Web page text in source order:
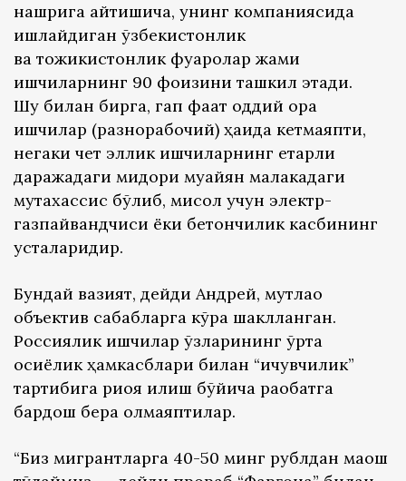
нашрига айтишича, унинг компаниясида
ишлайдиган ўзбекистонлик
ва тожикистонлик фуқаролар жами
ишчиларнинг 90 фоизини ташкил этади.
Шу билан бирга, гап фақат оддий қора
ишчилар (разнорабочий) ҳақида кетмаяпти,
негаки чет эллик ишчиларнинг етарли
даражадаги миқдори муайян малакадаги
мутахассис бўлиб, мисол учун электр-
газпайвандчиси ёки бетончилик касбининг
усталаридир.
Бундай вазият, дейди Андрей, мутлақо
объектив сабабларга кўра шаклланган.
Россиялик ишчилар ўзларининг ўрта
осиёлик ҳамкасблари билан “ичувчилик”
тартибига риоя қилиш бўйича рақобатга
бардош бера олмаяптилар.
“Биз мигрантларга 40-50 минг рублдан маош